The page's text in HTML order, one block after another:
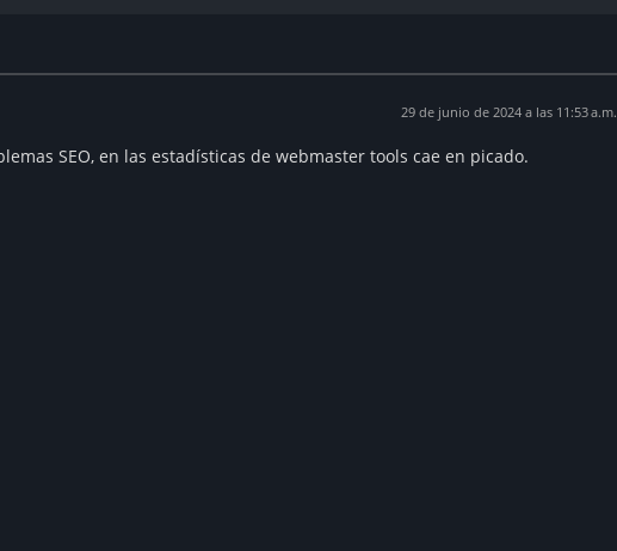
29 de junio de 2024 a las 11:53 a.m.
SEO, en las estadísticas de webmaster tools cae en picado.